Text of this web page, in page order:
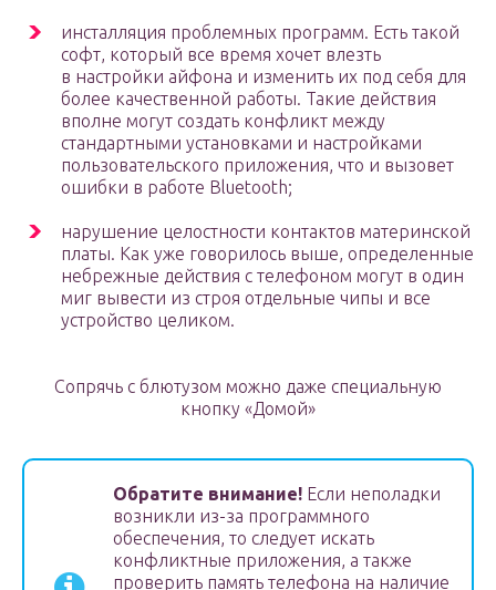
инсталляция проблемных программ. Есть такой
софт, который все время хочет влезть
в настройки айфона и изменить их под себя для
более качественной работы. Такие действия
вполне могут создать конфликт между
стандартными установками и настройками
пользовательского приложения, что и вызовет
ошибки в работе Bluetooth;
нарушение целостности контактов материнской
платы. Как уже говорилось выше, определенные
небрежные действия с телефоном могут в один
миг вывести из строя отдельные чипы и все
устройство целиком.
Сопрячь с блютузом можно даже специальную
кнопку «Домой»
Обратите внимание! Если неполадки
возникли из-за программного
обеспечения, то следует искать
конфликтные приложения, а также
проверить память телефона на наличие